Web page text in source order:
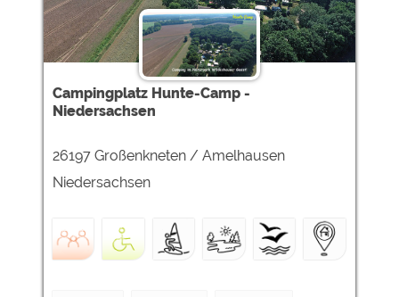
Campingplatz Hunte-Camp -
Niedersachsen
26197 Großenkneten / Amelhausen
Niedersachsen